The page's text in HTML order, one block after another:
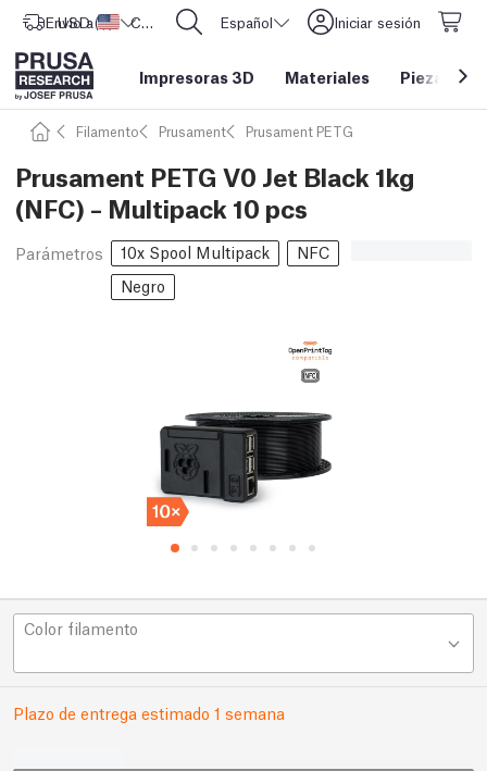
Envío a Estados Unidos
USD ($) CORE One L: ¡Ya disponible! Español Iniciar sesión
Impresoras 3D Materiales Piezas y
Filamento Prusament Prusament PETG
Prusament PETG V0 Jet Black 1kg
(NFC) – Multipack 10 pcs
Parámetros 10x Spool Multipack
NFC
Negro
Color filamento
Plazo de entrega estimado 1 semana